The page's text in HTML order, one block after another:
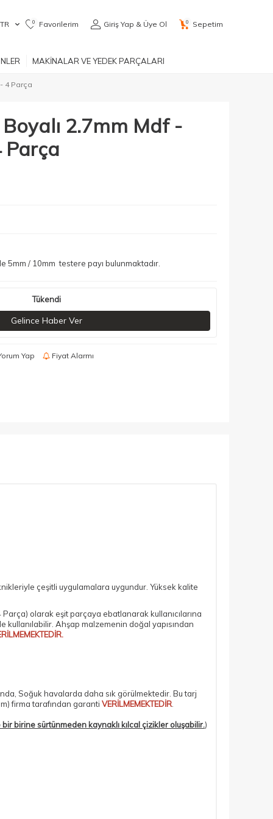
TR 0 Favorilerim Giriş Yap & Üye Ol 0 Sepetim
MAKİNALAR VE YEDEK PARÇALARI
4 Parça
2.7mm Mdf -
5mm / 10mm testere payı bulunmaktadır.
Tükendi
Gelince Haber Ver
Yap Fiyat Alarmı
çeşitli uygulamalara uygundur. Yüksek kalite
Parça) olarak eşit parçaya ebatlanarak kullanıcılarına
Ahşap malzemenin doğal yapısından
Soğuk havalarda daha sık görülmektedir. Bu tarj
firma tarafından garanti VERİLMEMEKTEDİR
birine sürtünmeden kaynaklı kılcal çizikler oluşabilir.)